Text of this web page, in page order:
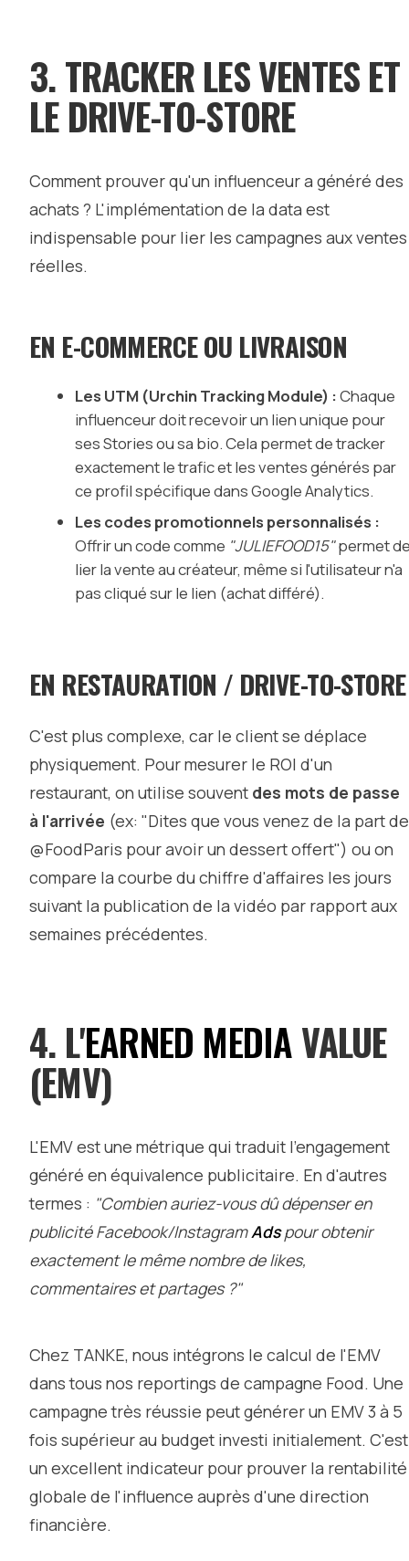
3. TRACKER LES VENTES ET
LE DRIVE-TO-STORE
Comment prouver qu'un influenceur a généré des
achats ? L'implémentation de la data est
indispensable pour lier les campagnes aux ventes
réelles.
EN E-COMMERCE OU LIVRAISON
Les UTM (Urchin Tracking Module) :Chaque
influenceur doit recevoir un lien unique pour
ses Stories ou sa bio. Cela permet de tracker
exactement le trafic et les ventes générés par
ce profil spécifique dans Google Analytics.
Les codes promotionnels personnalisés :
Offrir un code comme "JULIEFOOD15"permet
lier la vente au créateur, même si l'utilisateur n'a
pas cliqué sur le lien (achat différé).
EN RESTAURATION / DRIVE-TO-STORE
C'est plus complexe, car le client se déplace
physiquement. Pour mesurer le ROI d'un
restaurant, on utilise souvent des mots de passe
à l'arrivée (ex: "Dites que vous venez de la part de
@FoodParis pour avoir un dessert offert") ou on
compare la courbe du chiffre d'affaires les jours
suivant la publication de la vidéo par rapport aux
semaines précédentes.
4. L'EARNED MEDIAVALUE
(EMV)
L'EMV est une métrique qui traduit l'engagement
généré en équivalence publicitaire. En d'autres
termes : "Combien auriez-vous dû dépenser en
publicité Facebook/InstagramAdspour obtenir
exactement le même nombre de likes,
commentaires et partages ?"
Chez TANKE, nous intégrons le calcul de l'EMV
dans tous nos reportings de campagne Food. Une
campagne très réussie peut générer un EMV 3 à 5
fois supérieur au budget investi initialement. C'est
un excellent indicateur pour prouver la rentabilité
globale de l'influence auprès d'une direction
financière.